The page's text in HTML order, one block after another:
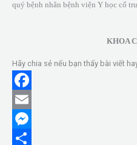
quý bệnh nhân bệnh viện Y học cổ
KHOA
Hãy chia sẻ nếu bạn thấy bài viết
F
a
c
E
m
M